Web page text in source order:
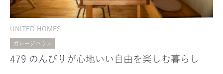
UNITED HOMES
ガレージハウス
479 のんびりが心地いい自由を楽しむ暮らし